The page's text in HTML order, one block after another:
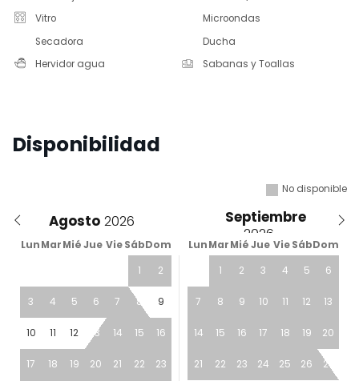
Vitro
Microondas
Secadora
Ducha
Hervidor agua
Sabanas y Toallas
Disponibilidad
No disponible
Agosto Septiembre
LunMarMiéJue Vie SábDom LunMarMiéJue Vie SábDom
1 2
3 4 5 6 7 8 9
10 11 12 13 14 15 16
17 18 19 20 21 22 23
1 2 3 4 5 6
7 8 9 10 11 12 13
14 15 16 17 18 19 20
21 22 23 24 25 26 27